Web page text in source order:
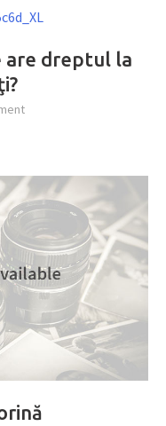
are dreptul la